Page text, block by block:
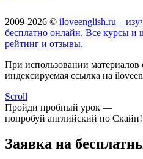
2009-2026 © iloveenglish.ru –
бесплатно онлайн. Все курсы и
рейтинг и отзывы.
При использовании материалов
индексируемая ссылка на
Scroll
Пройди пробный урок —
попробуй английский по Скайп!
Заявка на